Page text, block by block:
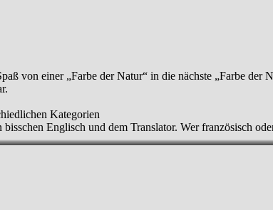
von einer „Farbe der Natur“ in die nächste „Farbe der
Kategorien
Englisch und dem Translator. Wer französisch